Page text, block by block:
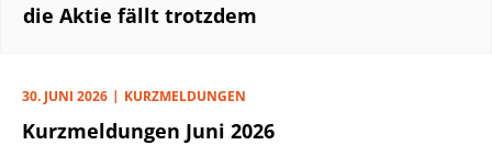
die Aktie fällt trotzdem
30. JUNI 2026 KURZMELDUNGEN
Kurzmeldungen Juni 2026